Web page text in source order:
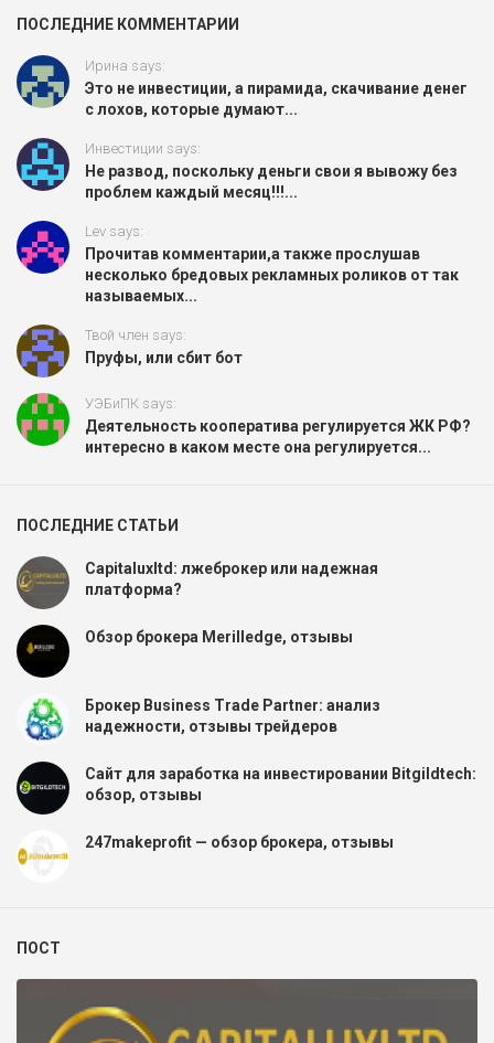
ПОСЛЕДНИЕ КОММЕНТАРИИ
Ирина says:
Это не инвестиции, а пирамида, скачивание денег
с лохов, которые думают...
Инвестиции says:
Не развод, поскольку деньги свои я вывожу без
проблем каждый месяц!!!...
Lev says:
Прочитав комментарии,а также прослушав
несколько бредовых рекламных роликов от так
называемых...
Твой член says:
Пруфы, или сбит бот
УЭБиПК says:
Деятельность кооператива регулируется ЖК РФ?
интересно в каком месте она регулируется...
ПОСЛЕДНИЕ СТАТЬИ
Capitaluxltd: лжеброкер или надежная
платформа?
Обзор брокера Merilledge, отзывы
Брокер Business Trade Partner: анализ
надежности, отзывы трейдеров
Сайт для заработка на инвестировании Bitgildtech:
обзор, отзывы
247makeprofit — обзор брокера, отзывы
ПОСТ